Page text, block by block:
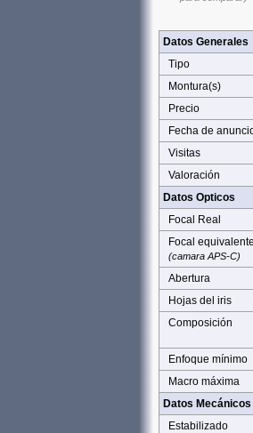
Datos Generales
Tipo
Montura(s)
Precio
Fecha de
Visitas
Valoración
Datos Opticos
Focal Real
Focal equivalente
(camara APS-C)
Abertura
Hojas del iris
Composición
Enfoque mínimo
Macro máxima
Datos Mecánicos
Estabilizado